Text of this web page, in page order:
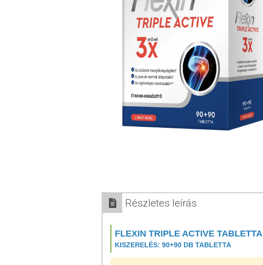
Részletes leírás
FLEXIN TRIPLE ACTIVE TABLETTA
KISZERELÉS: 90+90 DB TABLETTA